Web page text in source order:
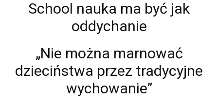
School nauka ma być jak
oddychanie
„Nie można marnować
dzieciństwa przez tradycyjne
wychowanie”